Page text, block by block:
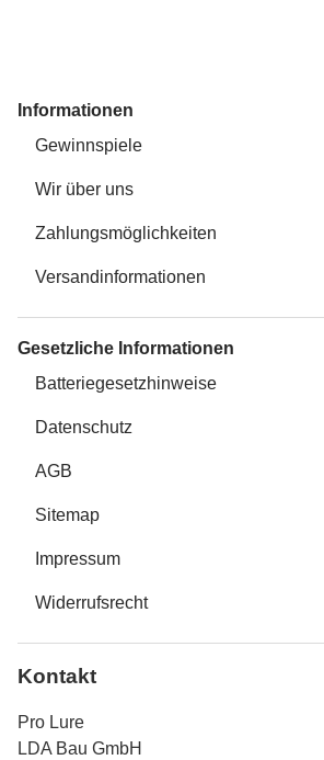
Informationen
Gewinnspiele
Wir über uns
Zahlungsmöglichkeiten
Versandinformationen
Gesetzliche Informationen
Batteriegesetzhinweise
Datenschutz
AGB
Sitemap
Impressum
Widerrufsrecht
Kontakt
Pro Lure
LDA Bau GmbH